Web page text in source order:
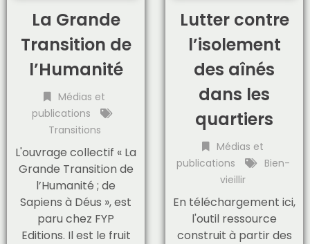
La Grande
Transition de
l’Humanité
Médias et
publications
Transitions
L'ouvrage collectif « La
Grande Transition de
l’Humanité ; de
Sapiens à Déus », est
paru chez FYP
Editions. Il est le fruit
Lutter contre
l’isolement
des aînés
dans les
quartiers
Médias et
publications
Bien-
vieillir
En téléchargement ici,
l'outil ressource
construit à partir des